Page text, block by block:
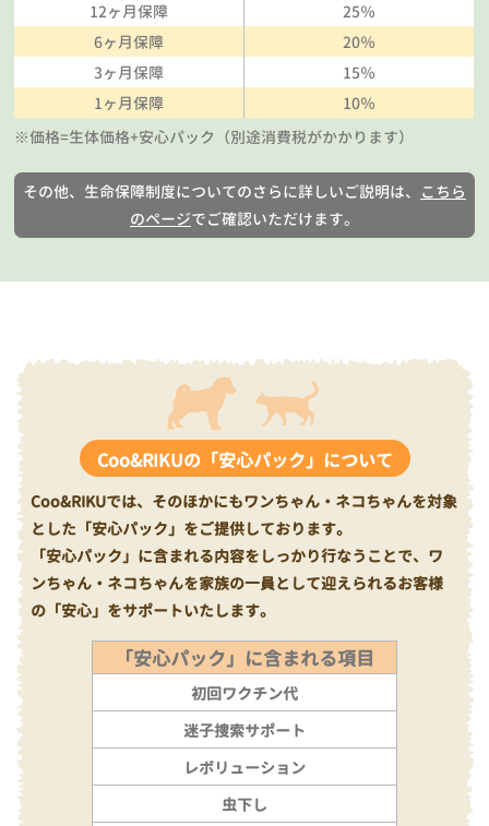
12ヶ月保障
25％
6ヶ月保障
20％
3ヶ月保障
15％
1ヶ月保障
10％
※価格=生体価格+安心パック（別途消費税がかかります）
その他、生命保障制度についてのさらに詳しいご説明は、 こちら
のページでご確認いただけます。
Coo&RIKUの「安心パック」について
Coo&RIKUでは、そのほかにもワンちゃん・ネコちゃんを対象
とした「安心パック」をご提供しております。
「安心パック」に含まれる内容をしっかり行なうことで、ワ
ンちゃん・ネコちゃんを家族の一員として迎えられるお客様
の「安心」をサポートいたします。
「安心パック」に含まれる項目
初回ワクチン代
迷子捜索サポート
レボリューション
虫下し